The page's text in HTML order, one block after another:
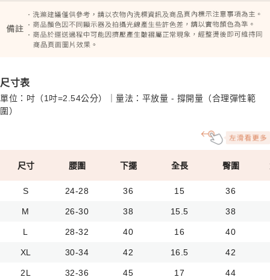
尺寸表
單位：吋（1吋=2.54公分）｜量法：平放量 - 撐開量（合理彈性範
圍）
尺寸 腰圍 下擺 全長 臀圍
S 24-28 36 15 36
M 26-30 38 15.5 38
L 28-32 40 16 40
XL 30-34 42 16.5 42
2L 32-36 45 17 44